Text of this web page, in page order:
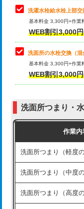
排水管工事（追加 排
え）
マス交換（土の掘削
マス交換（深さ50㎝
マス交換（深さ50㎝
モルタル補修（厚さ
モルタル補修（厚さ
洗面台設置
バスタブ設置
交換・取付（タンク
交換・取付(単水栓
式）)
交換・取付(混合水
式・ワンホール）)
（P/S/ポップアップ
交換・取付（その他
持込商品取付（単水
持込商品取付（混合
持込商品取付（浄水
給水管工事※（ホー
洗濯水栓給水栓上部交
基本料金 3,300円+作業
WEB割引3,000
洗面所の水栓交換（混
基本料金 3,300円+作業
WEB割引3,000
洗面所つまり・
作業内
洗面所つまり（軽度
洗面所つまり（中度
洗面所つまり（高度